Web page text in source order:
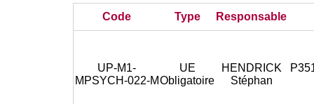
Code Type Responsable
UP-M1-
MPSYCH-022-M
UE
Obligatoire
HENDRICK
Stéphan